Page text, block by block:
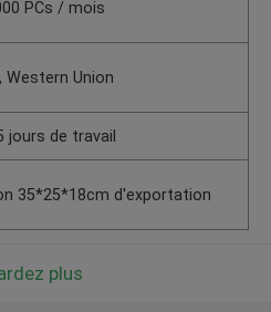
PCs / mois
Western Union
jours de travail
35*25*18cm d'exportation
plus